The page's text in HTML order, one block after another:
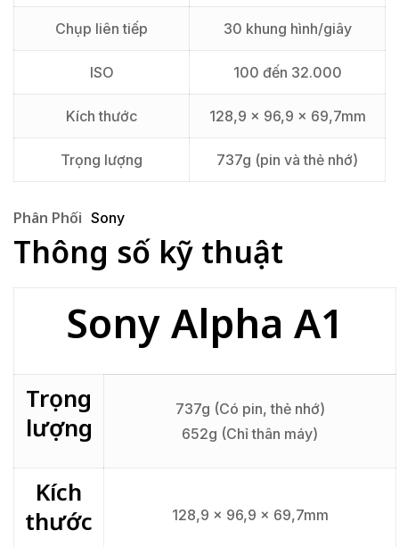
Chụp liên tiếp 30 khung hình/giây
ISO 100 đến 32.000
Kích thước 128,9 x 96,9 x 69,7mm
Trọng lượng 737g (pin và thẻ nhớ)
Phân Phối Sony
Thông số kỹ thuật
Sony Alpha A1
Trọng
lượng
737g (Có pin, thẻ nhớ)
652g (Chỉ thân máy)
Kích
thước
128,9 x 96,9 x 69,7mm